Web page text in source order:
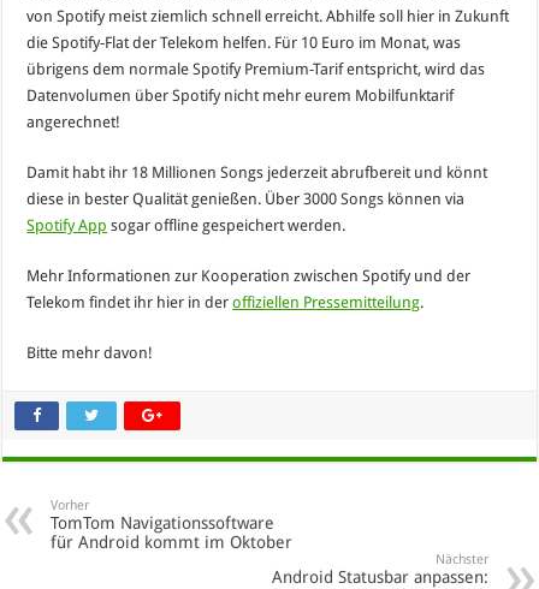
von Spotify meist ziemlich schnell erreicht. Abhilfe soll hier in Zukunft
die Spotify-Flat der Telekom helfen. Für 10 Euro im Monat, was
übrigens dem normale Spotify Premium-Tarif entspricht, wird das
Datenvolumen über Spotify nicht mehr eurem Mobilfunktarif
angerechnet!
Damit habt ihr 18 Millionen Songs jederzeit abrufbereit und könnt
diese in bester Qualität genießen. Über 3000 Songs können via
Spotify App sogar offline gespeichert werden.
Mehr Informationen zur Kooperation zwischen Spotify und der
Telekom findet ihr hier in deroffiziellen Pressemitteilung.
Bitte mehr davon!
Vorher
TomTom Navigationssoftware
für Android kommt im Oktober
Nächster
Android Statusbar anpassen: